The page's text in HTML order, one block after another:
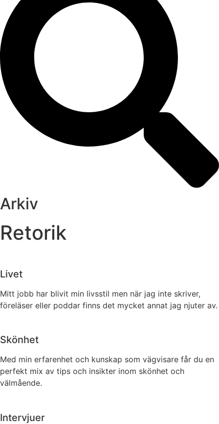
Arkiv
Retorik
Livet
Mitt jobb har blivit min livsstil men när jag inte skriver,
föreläser eller poddar finns det mycket annat jag njuter av.
Skönhet
Med min erfarenhet och kunskap som vägvisare får du en
perfekt mix av tips och insikter inom skönhet och
välmående.
Intervjuer